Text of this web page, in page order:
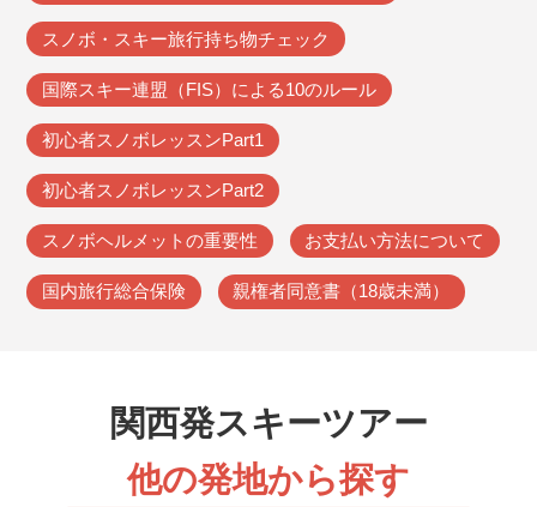
スノボ・スキー旅行持ち物チェック
国際スキー連盟（FIS）による10のルール
初心者スノボレッスンPart1
初心者スノボレッスンPart2
スノボヘルメットの重要性 お支払い方法について
国内旅行総合保険 親権者同意書（18歳未満）
関西発スキーツアー
他の発地から探す